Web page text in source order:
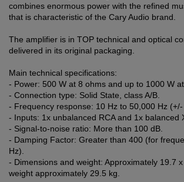
combines enormous power with the refined
that is characteristic of the Cary Audio brand.
The amplifier is in TOP technical and optical
delivered in its original packaging.
Main technical specifications:
- Power: 500 W at 8 ohms and up to 1000 W
- Connection type: Solid State, class A/B.
- Frequency response: 10 Hz to 50,000 Hz (+/-
- Inputs: 1x unbalanced RCA and 1x balanced
- Signal-to-noise ratio: More than 100 dB.
- Damping Factor: Greater than 400 (for
Hz).
- Dimensions and weight: Approximately 19.7
weight approximately 29.5 kg.